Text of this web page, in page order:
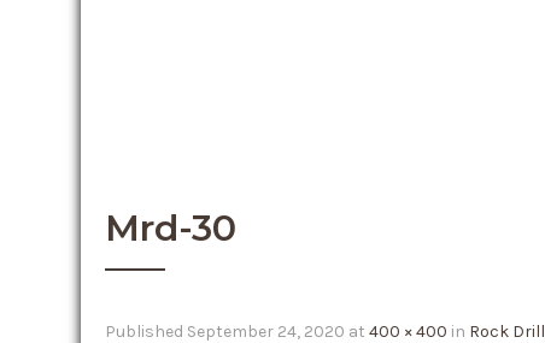
Mrd-30
Published September 24, 2020 at 400 × 400 in Rock Drill